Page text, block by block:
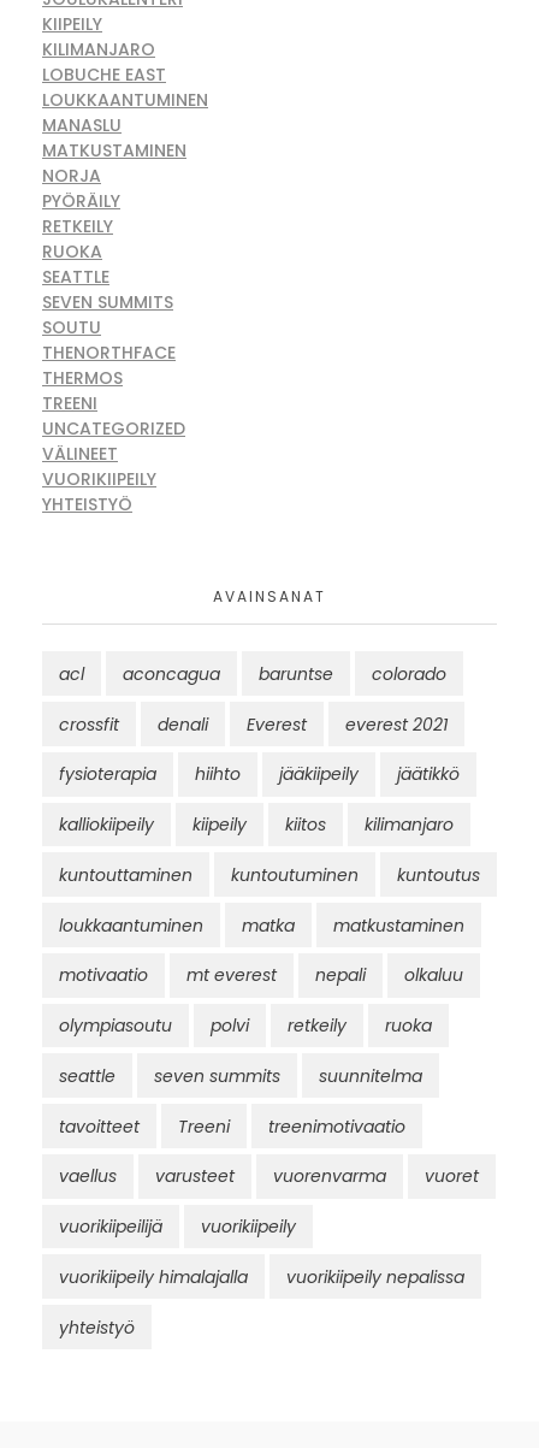
KIIPEILY
KILIMANJARO
LOBUCHE EAST
LOUKKAANTUMINEN
MANASLU
MATKUSTAMINEN
NORJA
PYÖRÄILY
RETKEILY
RUOKA
SEATTLE
SEVEN SUMMITS
SOUTU
THENORTHFACE
THERMOS
TREENI
UNCATEGORIZED
VÄLINEET
VUORIKIIPEILY
YHTEISTYÖ
AVAINSANAT
acl aconcagua baruntse colorado
crossfit denali Everest everest 2021
fysioterapia hiihto jääkiipeily jäätikkö
kalliokiipeily kiipeily kiitos kilimanjaro
kuntouttaminen kuntoutuminen kuntoutus
loukkaantuminen matka matkustaminen
motivaatio mt everest nepali olkaluu
olympiasoutu polvi retkeily ruoka
seattle seven summits suunnitelma
tavoitteet Treeni treenimotivaatio
vaellus varusteet vuorenvarma vuoret
vuorikiipeilijä vuorikiipeily
vuorikiipeily himalajalla vuorikiipeily nepalissa
yhteistyö